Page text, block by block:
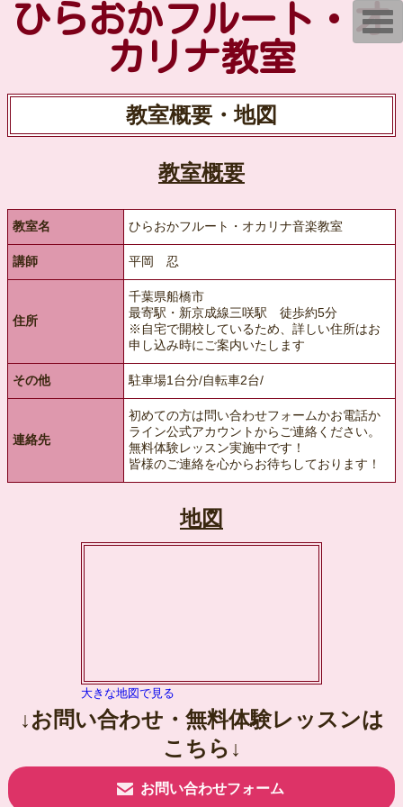
ひらおかフルート・オ
カリナ教室
教室概要・地図
教室概要
教室名 ひらおかフルート・オカリナ音楽教室
講師 平岡 忍
住所
千葉県船橋市
最寄駅・新京成線三咲駅 徒歩約5分
※自宅で開校しているため、詳しい住所はお
申し込み時にご案内いたします
その他 駐車場1台分/自転車2台/
連絡先
初めての方は問い合わせフォームかお電話か
ライン公式アカウントからご連絡ください。
無料体験レッスン実施中です！
皆様のご連絡を心からお待ちしております！
地図
大きな地図で見る
↓お問い合わせ・無料体験レッスンは
こちら↓
お問い合わせフォーム
T
o
g
n
i